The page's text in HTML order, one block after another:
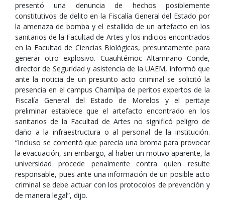
presentó una denuncia de hechos posiblemente
constitutivos de delito en la Fiscalía General del Estado por
la amenaza de bomba y el estallido de un artefacto en los
sanitarios de la Facultad de Artes y los indicios encontrados
en la Facultad de Ciencias Biológicas, presuntamente para
generar otro explosivo. Cuauhtémoc Altamirano Conde,
director de Seguridad y asistencia de la UAEM, informó que
ante la noticia de un presunto acto criminal se solicitó la
presencia en el campus Chamilpa de peritos expertos de la
Fiscalía General del Estado de Morelos y el peritaje
preliminar establece que el artefacto encontrado en los
sanitarios de la Facultad de Artes no significó peligro de
daño a la infraestructura o al personal de la institución.
“Incluso se comentó que parecía una broma para provocar
la evacuación, sin embargo, al haber un motivo aparente, la
universidad procede penalmente contra quien resulte
responsable, pues ante una información de un posible acto
criminal se debe actuar con los protocolos de prevención y
de manera legal”, dijo.